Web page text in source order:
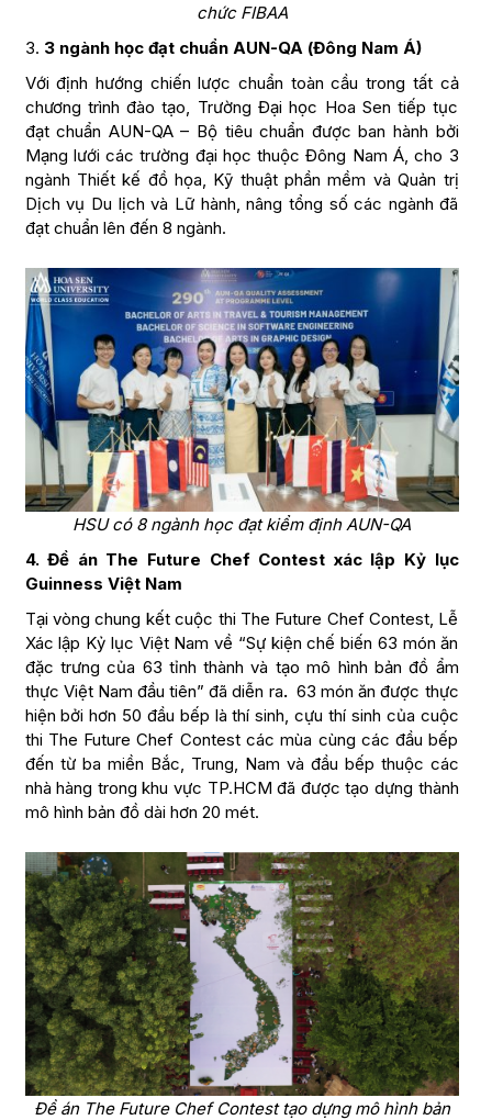
chức FIBAA
3. 3 ngành học đạt chuẩn AUN-QA (Đông Nam Á)
Với định hướng chiến lược chuẩn toàn cầu trong tất cả
chương trình đào tạo, Trường Đại học Hoa Sen tiếp tục
đạt chuẩn AUN-QA – Bộ tiêu chuẩn được ban hành bởi
Mạng lưới các trường đại học thuộc Đông Nam Á, cho 3
ngành Thiết kế đồ họa, Kỹ thuật phần mềm và Quản trị
Dịch vụ Du lịch và Lữ hành, nâng tổng số các ngành đã
đạt chuẩn lên đến 8 ngành.
HSU có 8 ngành học đạt kiểm định AUN-QA
4. Đề án The Future Chef Contest xác lập Kỷ lục
Guinness Việt Nam
Tại vòng chung kết cuộc thi The Future Chef Contest, Lễ
Xác lập Kỷ lục Việt Nam về “Sự kiện chế biến 63 món ăn
đặc trưng của 63 tỉnh thành và tạo mô hình bản đồ ẩm
thực Việt Nam đầu tiên” đã diễn ra.63 món ăn được thực
hiện bởi hơn 50 đầu bếp là thí sinh, cựu thí sinh của cuộc
thi The Future Chef Contest các mùa cùng các đầu bếp
đến từ ba miền Bắc, Trung, Nam và đầu bếp thuộc các
nhà hàng trong khu vực TP.HCM đã được tạo dựng thành
mô hình bản đồ dài hơn 20 mét.
Đề án The Future Chef Contest tạo dựng mô hình bản